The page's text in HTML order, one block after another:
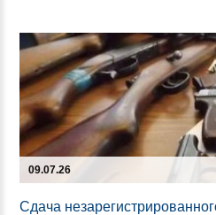
09.07.26
Сда­ча